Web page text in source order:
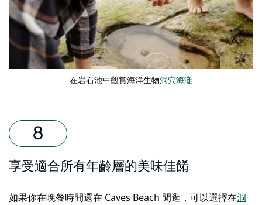
在岩石池中觀賞海洋生物洞穴海灘
享受適合所有年齡層的美味佳餚
如果你在晚餐時間還在 Caves Beach 閒逛，可以選擇在洞